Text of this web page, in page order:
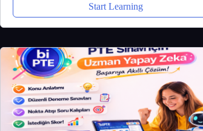
Start Learning